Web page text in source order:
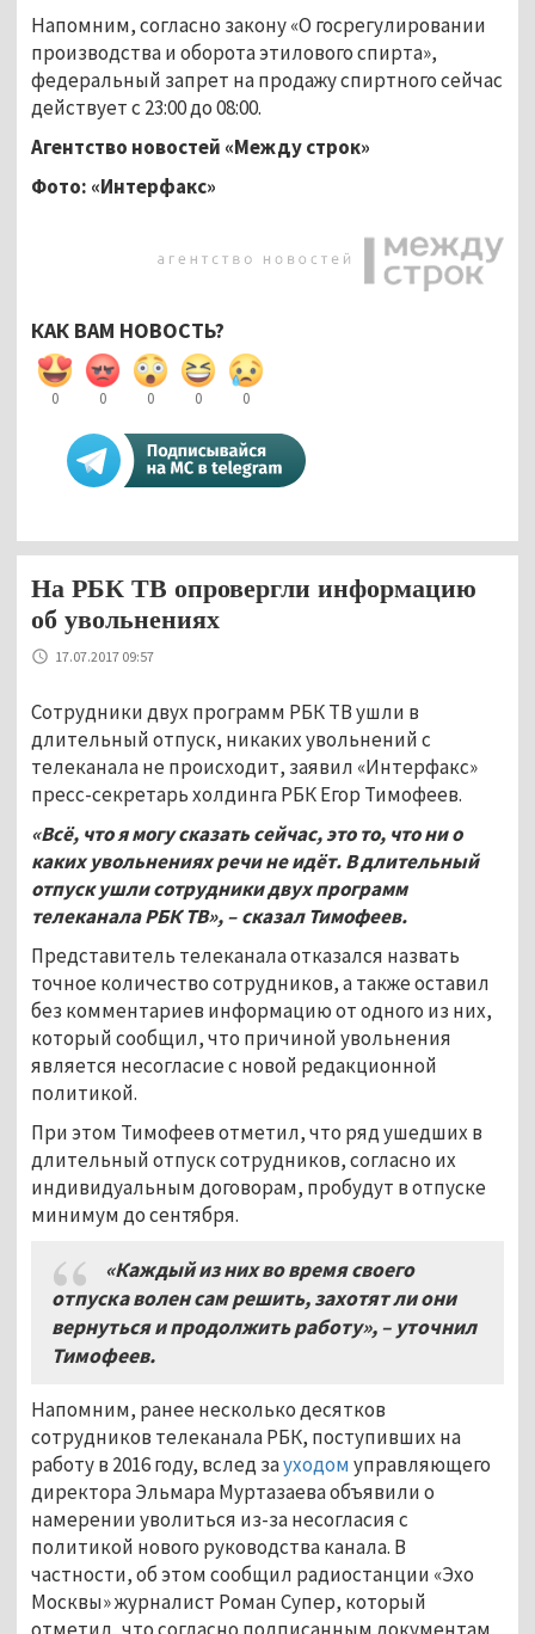
Напомним, согласно закону «О госрегулировании
производства и оборота этилового спирта»,
федеральный запрет на продажу спиртного сейчас
действует с 23:00 до 08:00.
Агентство новостей «Между строк»
Фото: «Интерфакс»
КАК ВАМ НОВОСТЬ?
0 0 0 0 0
На РБК ТВ опровергли информацию
об увольнениях
17.07.2017 09:57
Сотрудники двух программ РБК ТВ ушли в
длительный отпуск, никаких увольнений с
телеканала не происходит, заявил «Интерфакс»
пресс-секретарь холдинга РБК Егор Тимофеев.
«Всё, что я могу сказать сейчас, это то, что ни о
каких увольнениях речи не идёт. В длительный
отпуск ушли сотрудники двух программ
телеканала РБК ТВ», – сказал Тимофеев.
Представитель телеканала отказался назвать
точное количество сотрудников, а также оставил
без комментариев информацию от одного из них,
который сообщил, что причиной увольнения
является несогласие с новой редакционной
политикой.
При этом Тимофеев отметил, что ряд ушедших в
длительный отпуск сотрудников, согласно их
индивидуальным договорам, пробудут в отпуске
минимум до сентября.
«Каждый из них во время своего
отпуска волен сам решить, захотят ли они
вернуться и продолжить работу», – уточнил
Тимофеев.
Напомним, ранее несколько десятков
сотрудников телеканала РБК, поступивших на
работу в 2016 году, вслед зауходомуправляющего
директора Эльмара Муртазаева объявили о
намерении уволиться из-за несогласия с
политикой нового руководства канала. В
частности, об этом сообщил радиостанции «Эхо
Москвы» журналист Роман Супер, который